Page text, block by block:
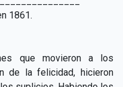
1861.
que movieron a los
de la felicidad, hicieron